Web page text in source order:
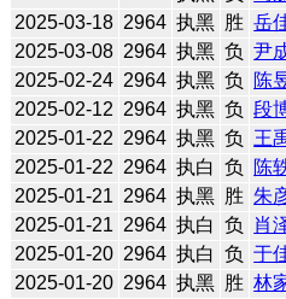
2025-03-18 2964 执黑 胜 岳
2025-03-08 2964 执黑 负 尹
2025-02-24 2964 执黑 负 陈
2025-02-12 2964 执黑 负 段
2025-01-22 2964 执黑 负 王
2025-01-22 2964 执白 负 陈
2025-01-21 2964 执黑 胜 朱
2025-01-21 2964 执白 负 肖
2025-01-20 2964 执白 负 于
2025-01-20 2964 执黑 胜 林